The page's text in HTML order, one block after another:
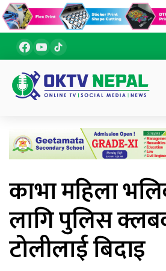
काभा महिला
लागि पुलिस
टोलीलाई बिदाइ